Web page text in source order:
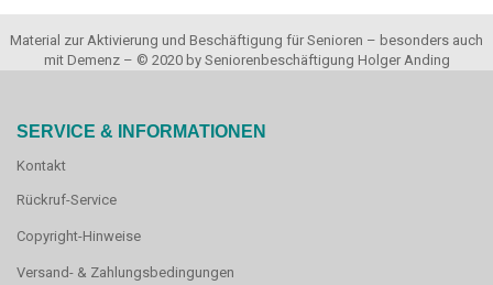
Material zur Aktivierung und Beschäftigung für Senioren – besonders auch
mit Demenz – © 2020 by Seniorenbeschäftigung Holger Anding
SERVICE & INFORMATIONEN
Kontakt
Rückruf-Service
Copyright-Hinweise
Versand- & Zahlungsbedingungen